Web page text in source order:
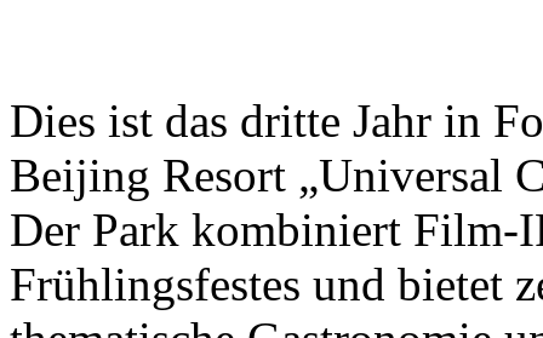
Dies ist das dritte Jahr in
Beijing Resort „Universal
Der Park kombiniert Film-
Frühlingsfestes und bietet